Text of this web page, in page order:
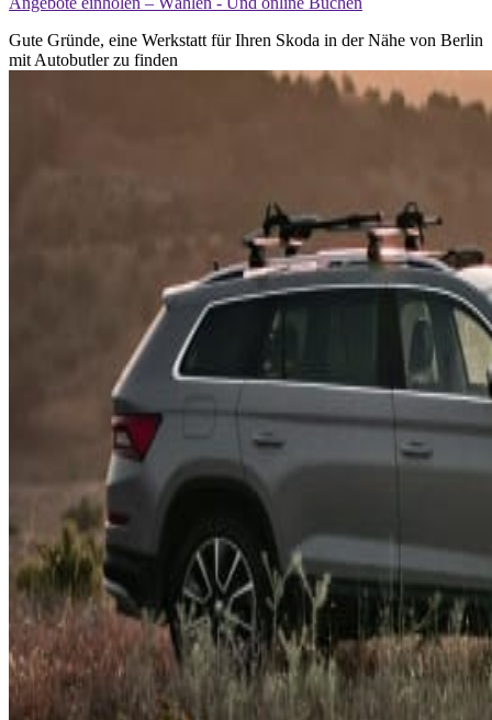
Gute Gründe, eine Werkstatt für Ihren Skoda in der Nähe von Berlin
mit Autobutler zu finden